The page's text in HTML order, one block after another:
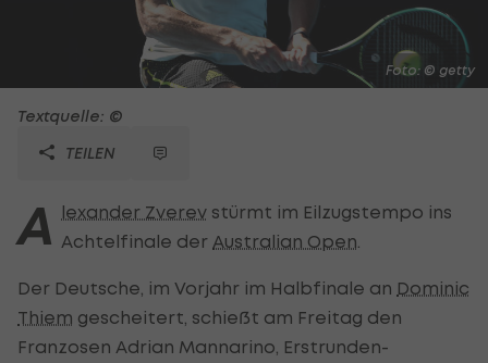
Foto: © getty
Textquelle: ©
TEILEN
A lexander Zverev stürmt im Eilzugstempo ins
Achtelfinale der Australian Open
Der Deutsche, im Vorjahr im Halbfinale an Dominic
Thiem gescheitert, schießt am Freitag den
Franzosen Adrian Mannarino, Erstrunden-